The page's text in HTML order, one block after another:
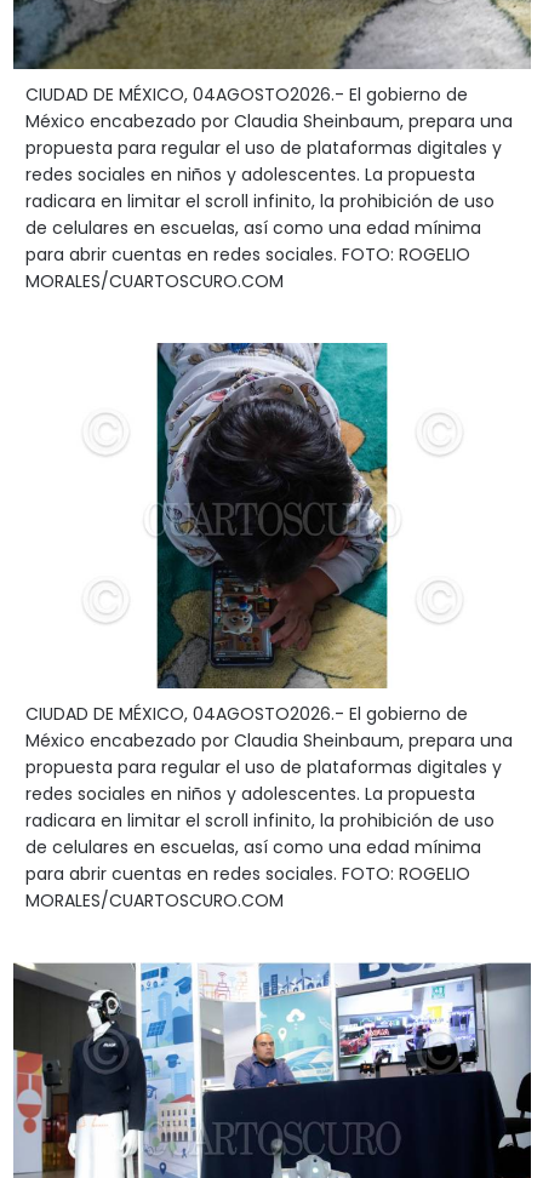
CIUDAD DE MÉXICO, 04AGOSTO2026.- El gobierno de
México encabezado por Claudia Sheinbaum, prepara una
propuesta para regular el uso de plataformas digitales y
redes sociales en niños y adolescentes. La propuesta
radicara en limitar el scroll infinito, la prohibición de uso
de celulares en escuelas, así como una edad mínima
para abrir cuentas en redes sociales. FOTO: ROGELIO
MORALES/CUARTOSCURO.COM
CIUDAD DE MÉXICO, 04AGOSTO2026.- El gobierno de
México encabezado por Claudia Sheinbaum, prepara una
propuesta para regular el uso de plataformas digitales y
redes sociales en niños y adolescentes. La propuesta
radicara en limitar el scroll infinito, la prohibición de uso
de celulares en escuelas, así como una edad mínima
para abrir cuentas en redes sociales. FOTO: ROGELIO
MORALES/CUARTOSCURO.COM